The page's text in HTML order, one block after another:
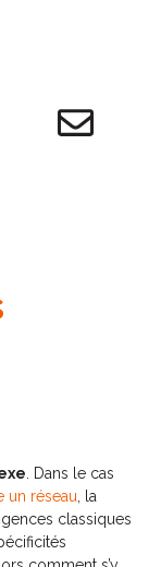
. Dans le cas
un réseau, la
classiques